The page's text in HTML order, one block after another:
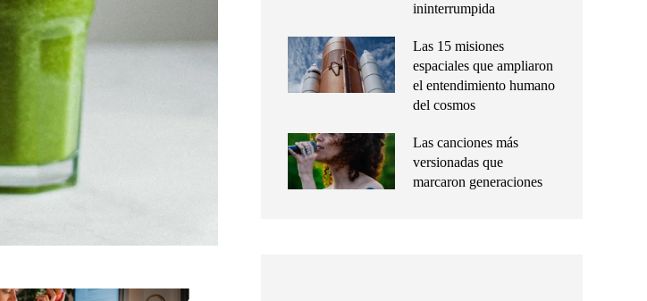
ininterrumpida
Las 15 misiones
espaciales que ampliaron
el entendimiento humano
del cosmos
Las canciones más
versionadas que
marcaron generaciones